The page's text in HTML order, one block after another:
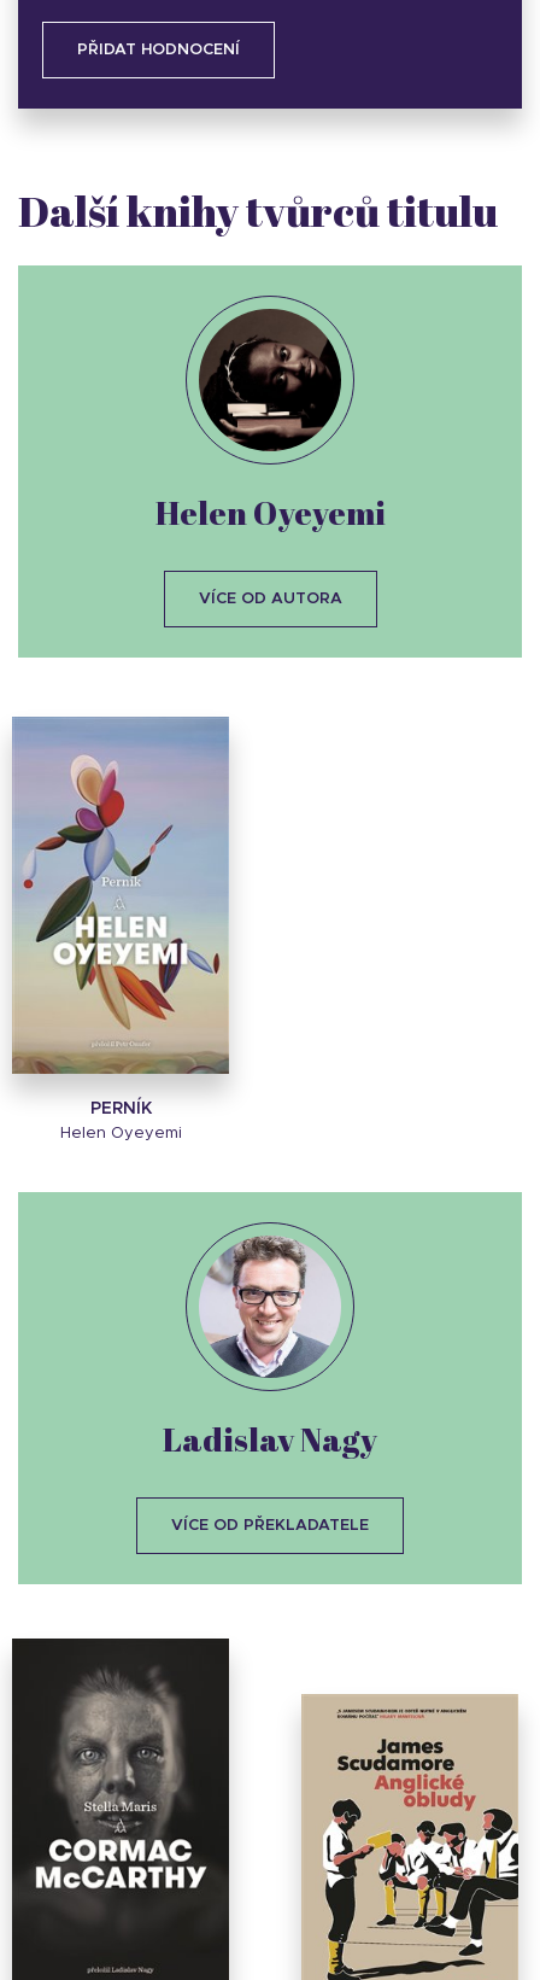
PŘIDAT HODNOCENÍ
Další knihy tvůrců titulu
PERNÍK
Helen Oyeyemi
Helen Oyeyemi
VÍCE OD AUTORA
Ladislav Nagy
VÍCE OD PŘEKLADATELE